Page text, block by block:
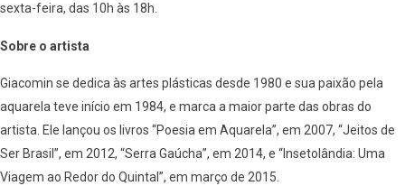
sexta-feira, das 10h às 18h.
Sobre o artista
Giacomin se dedica às artes plásticas desde 1980 e sua paixão pela
aquarela teve início em 1984, e marca a maior parte das obras do
artista. Ele lançou os livros “Poesia em Aquarela”, em 2007, “Jeitos de
Ser Brasil”, em 2012, “Serra Gaúcha”, em 2014, e “Insetolândia: Uma
Viagem ao Redor do Quintal”, em março de 2015.